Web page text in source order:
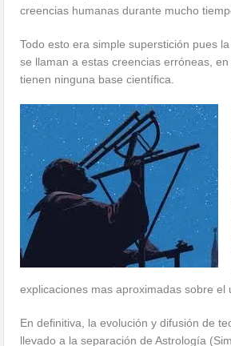
creencias humanas durante mucho
Todo esto era simple superstición pues la
se llaman a estas creencias erróneas,
tienen ninguna base científica.
explicaciones mas aproximadas sobre el
En definitiva, la evolución y difusión de
llevado a la separación de Astrología